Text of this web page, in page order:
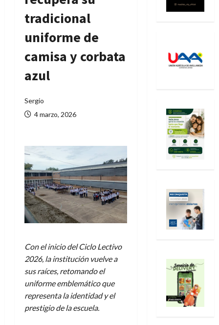
tradicional
uniforme de
camisa y corbata
azul
Sergio
4 marzo, 2026
Con el inicio del Ciclo Lectivo
2026, la institución vuelve a
sus raíces, retomando el
uniforme emblemático que
representa la identidad y el
prestigio de la escuela.